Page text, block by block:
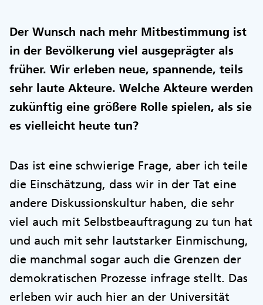
Der Wunsch nach mehr Mitbestimmung ist
in der Bevölkerung viel ausgeprägter als
früher. Wir erleben neue, spannende, teils
sehr laute Akteure. Welche Akteure werden
zukünftig eine größere Rolle spielen, als sie
es vielleicht heute tun?
Das ist eine schwierige Frage, aber ich teile
die Einschätzung, dass wir in der Tat eine
andere Diskussionskultur haben, die sehr
viel auch mit Selbstbeauftragung zu tun hat
und auch mit sehr lautstarker Einmischung,
die manchmal sogar auch die Grenzen der
demokratischen Prozesse infrage stellt. Das
erleben wir auch hier an der Universität